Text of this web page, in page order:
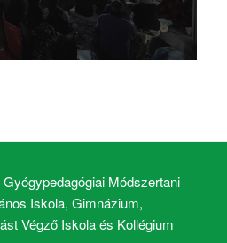
Módszertani
Iskola, Gimnázium,
Végző Iskola és Kollégium